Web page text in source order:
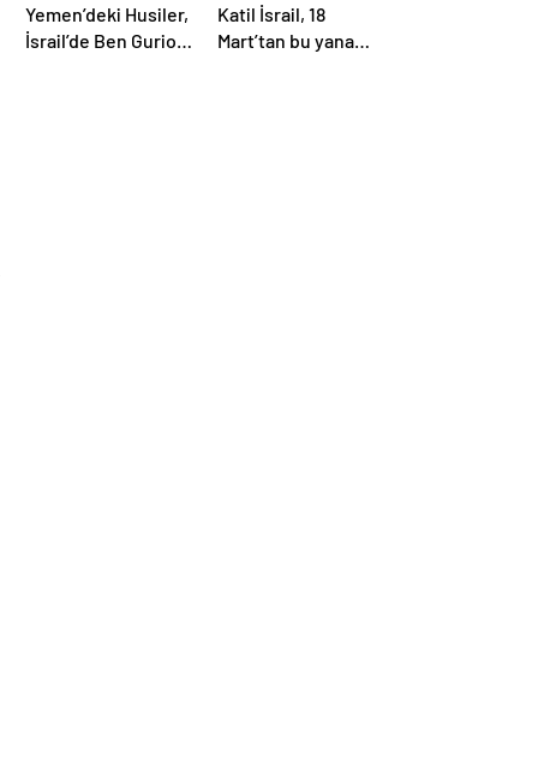
Yemen’deki Husiler,
İsrail’de Ben Gurion
Katil İsrail, 18
Mart’tan bu yana